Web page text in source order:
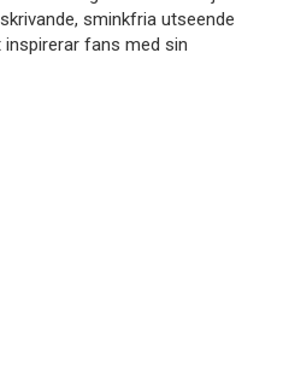
sminkfria utseende
fans med sin